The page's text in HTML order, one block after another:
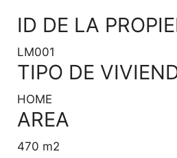
ID DE LA
LM001
TIPO DE
HOME
AREA
470 m2